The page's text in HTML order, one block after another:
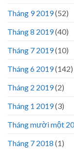
Tháng 9 2019(52)
Tháng 8 2019(40)
Tháng 7 2019(10)
Tháng 6 2019(142)
Tháng 2 2019(2)
Tháng 1 2019(3)
Tháng mười một
Tháng 7 2018 (1)